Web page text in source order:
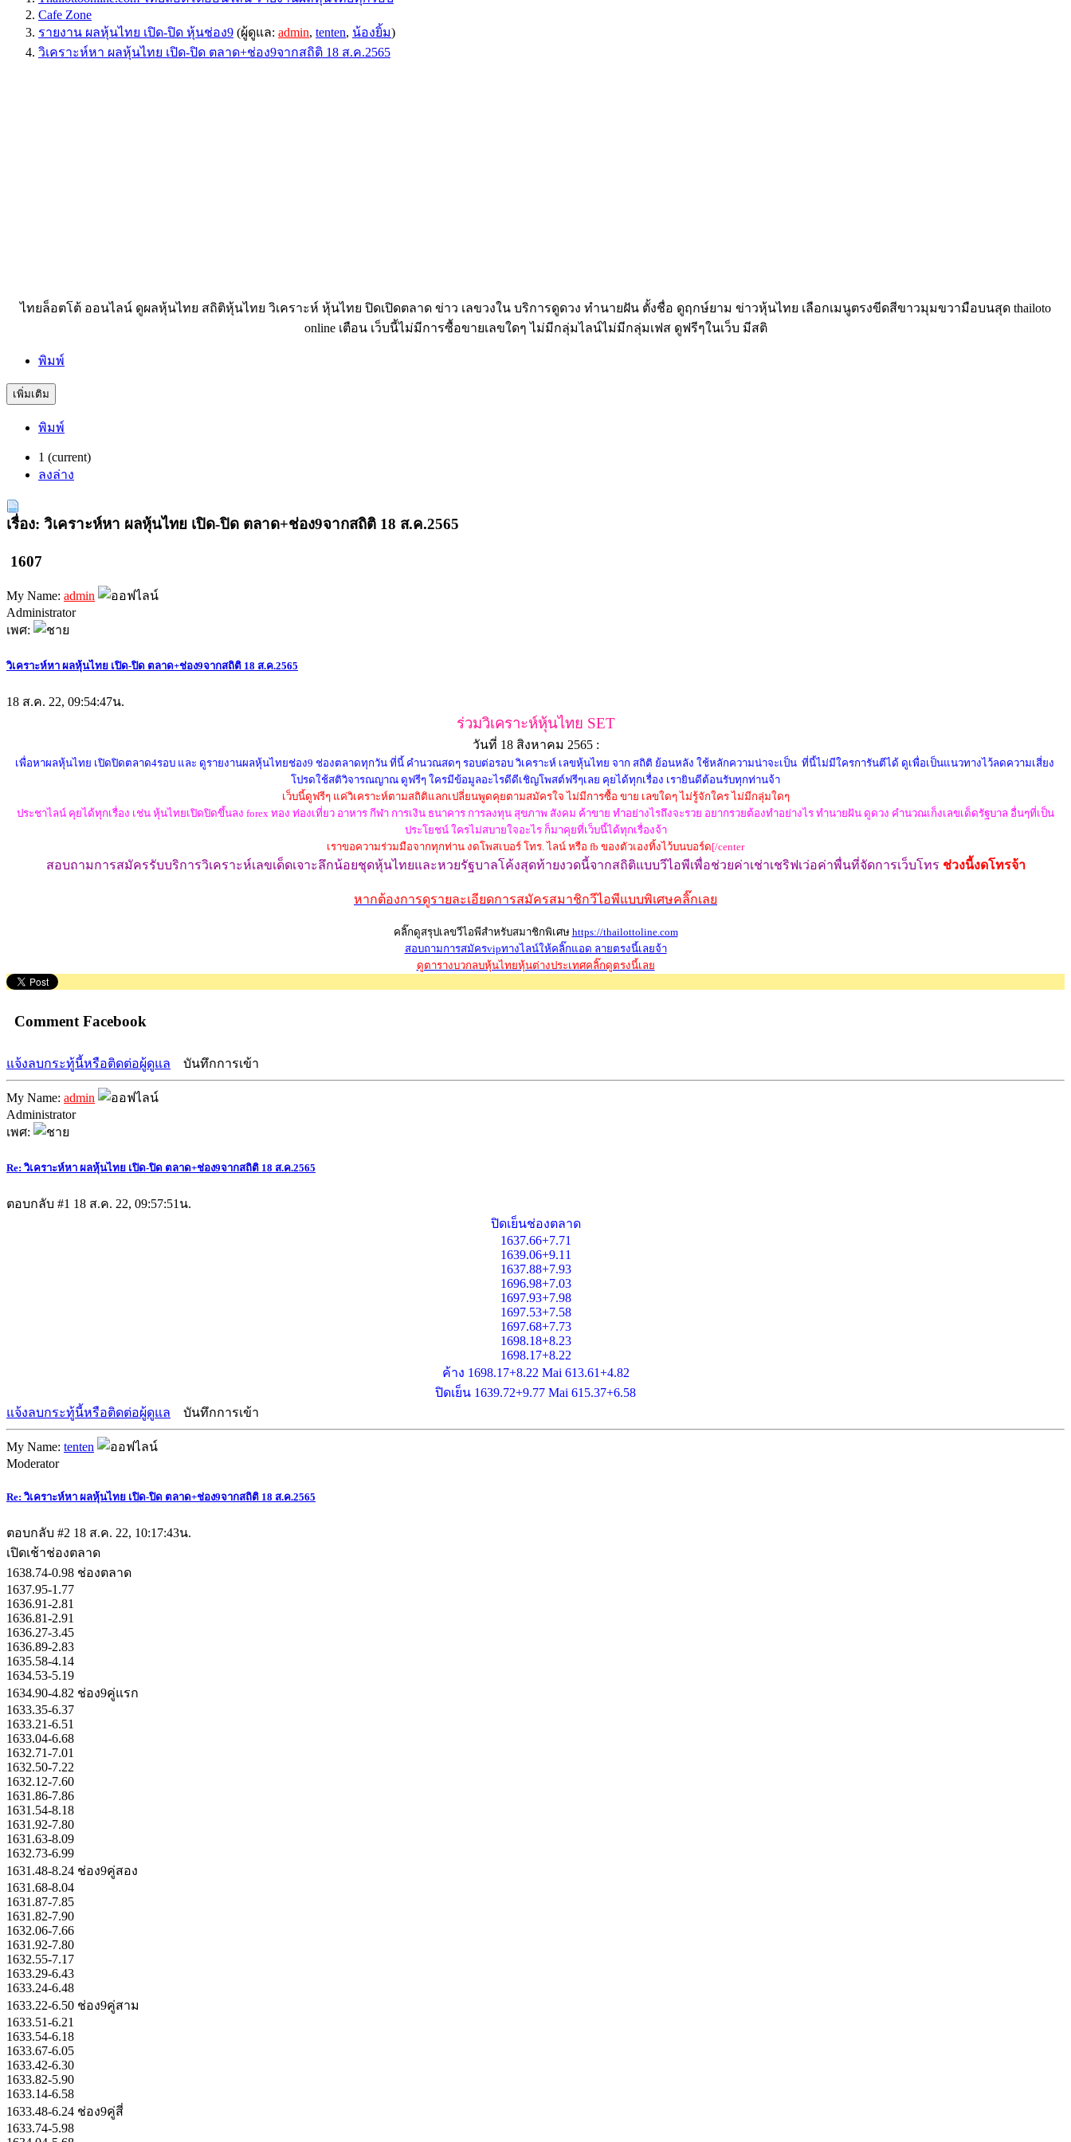
Cafe Zone
รายงาน ผลหุ้นไทย เปิด-ปิด หุ้นช่อง9 (ผู้ดูแล: admin, tenten, น้องยิ้ม)
วิเคราะห์หา ผลหุ้นไทย เปิด-ปิด ตลาด+ช่อง9จากสถิติ 18 ส.ค.2565
ไทยล็อตโต้ ออนไลน์ ดูผลหุ้นไทย สถิติหุ้นไทย วิเคราะห์ หุ้นไทย ปิดเปิดตลาด ข่าว เลขวงใน บริการดูดวง ทำนายฝัน ตั้งชื่อ ดูฤกษ์ยาม ข่าวหุ้นไทย เลือกเมนูตรงขีดสีขาวมุมขวามือบนสุด thailoto
online เตือน เว็บนี้ไม่มีการซื้อขายเลขใดๆ ไม่มีกลุ่มไลน์ไม่มีกลุ่มเฟส ดูฟรีๆในเว็บ มีสติ
พิมพ์
เพิ่มเติม
พิมพ์
1 (current)
ลงล่าง
เรื่อง: วิเคราะห์หา ผลหุ้นไทย เปิด-ปิด ตลาด+ช่อง9จากสถิติ 18 ส.ค.2565
1607
My Name: admin
Administrator
เพศ:
วิเคราะห์หา ผลหุ้นไทย เปิด-ปิด ตลาด+ช่อง9จากสถิติ 18 ส.ค.2565
18 ส.ค. 22, 09:54:47น.
ร่วมวิเคราะห์หุ้นไทย SET
วันที่ 18 สิงหาคม 2565 :
เพื่อหาผลหุ้นไทย เปิดปิดตลาด4รอบ และ ดูรายงานผลหุ้นไทยช่อง9 ช่องตลาดทุกวัน ที่นี้ คำนวณสดๆ รอบต่อรอบ วิเคราะห์ เลขหุ้นไทย จาก สถิติ ย้อนหลัง ใช้หลักความน่าจะเป็น ที่นี้ไม่มีใครการันตีได้ ดูเพื่อเป็นแนวทางไว้ลดความเสี่ยง
โปรดใช้สติวิจารณญาณ ดูฟรีๆ ใครมีข้อมูลอะไรดีดีเชิญโพสต์ฟรีๆเลย คุยได้ทุกเรื่อง เรายินดีต้อนรับทุกท่านจ้า
เว็บนี้ดูฟรีๆ แค่วิเคราะห์ตามสถิติแลกเปลี่ยนพูดคุยตามสมัครใจ ไม่มีการซื้อ ขาย เลขใดๆ ไม่รู้จักใคร ไม่มีกลุ่มใดๆ
ประชาไลน์ คุยได้ทุกเรื่อง เช่น หุ้นไทยเปิดปิดขึ้นลง forex ทอง ท่องเที่ยว อาหาร กีฬา การเงิน ธนาคาร การลงทุน สุขภาพ สังคม ค้าขาย ทำอย่างไรถึงจะรวย อยากรวยต้องทำอย่างไร ทำนายฝัน ดูดวง คำนวณเก็งเลขเด็ดรัฐบาล อื่นๆที่เป็น
ประโยชน์ ใครไม่สบายใจอะไร ก็มาคุยที่เว็บนี้ได้ทุกเรื่องจ้า
เราขอความร่วมมือจากทุกท่าน งดโพสเบอร์ โทร. ไลน์ หรือ fb ของตัวเองทิ้งไว้บนบอร์ด[/center
สอบถามการสมัครรับบริการวิเคราะห์เลขเด็ดเจาะลึกน้อยชุดหุ้นไทยและหวยรัฐบาลโค้งสุดท้ายงวดนี้จากสถิติแบบวีไอพีเพื่อช่วยค่าเช่าเชริฟเว่อค่าพื่นที่จัดการเว็บโทร ช่วงนี้งดโทรจ้า
หากต้องการดูรายละเอียดการสมัครสมาชิกวีไอพีแบบพิเศษคลิ๊กเลย
คลิ๊กดูสรุปเลขวีไอพีสำหรับสมาชิกพิเศษ https://thailottoline.com
สอบถามการสมัครvipทางไลน์ให้คลิ๊กแอด ลายตรงนี้เลยจ้า
ดูตารางบวกลบหุ้นไทยหุ้นต่างประเทศคลิ๊กดูตรงนี้เลย
Comment Facebook
แจ้งลบกระทู้นี้หรือติดต่อผู้ดูแล บันทึกการเข้า
My Name: admin
Administrator
เพศ:
Re: วิเคราะห์หา ผลหุ้นไทย เปิด-ปิด ตลาด+ช่อง9จากสถิติ 18 ส.ค.2565
ตอบกลับ #1 18 ส.ค. 22, 09:57:51น.
ปิดเย็นช่องตลาด
1637.66+7.71
1639.06+9.11
1637.88+7.93
1696.98+7.03
1697.93+7.98
1697.53+7.58
1697.68+7.73
1698.18+8.23
1698.17+8.22
ค้าง 1698.17+8.22 Mai 613.61+4.82
ปิดเย็น 1639.72+9.77 Mai 615.37+6.58
แจ้งลบกระทู้นี้หรือติดต่อผู้ดูแล
บันทึกการเข้า
My Name: tenten
Moderator
Re: วิเคราะห์หา ผลหุ้นไทย เปิด-ปิด ตลาด+ช่อง9จากสถิติ 18 ส.ค.2565
ตอบกลับ #2 18 ส.ค. 22, 10:17:43น.
เปิดเช้าช่องตลาด
1638.74-0.98 ช่องตลาด
1637.95-1.77
1636.91-2.81
1636.81-2.91
1636.27-3.45
1636.89-2.83
1635.58-4.14
1634.53-5.19
1634.90-4.82 ช่อง9คู่แรก
1633.35-6.37
1633.21-6.51
1633.04-6.68
1632.71-7.01
1632.50-7.22
1632.12-7.60
1631.86-7.86
1631.54-8.18
1631.92-7.80
1631.63-8.09
1632.73-6.99
1631.48-8.24 ช่อง9คู่สอง
1631.68-8.04
1631.87-7.85
1631.82-7.90
1632.06-7.66
1631.92-7.80
1632.55-7.17
1633.29-6.43
1633.24-6.48
1633.22-6.50 ช่อง9คู่สาม
1633.51-6.21
1633.54-6.18
1633.67-6.05
1633.42-6.30
1633.82-5.90
1633.14-6.58
1633.48-6.24 ช่อง9คู่สี่
1633.74-5.98